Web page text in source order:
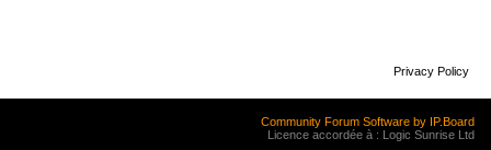
Privacy Policy
Community Forum Software by IP.Board
Licence accordée à : Logic Sunrise Ltd